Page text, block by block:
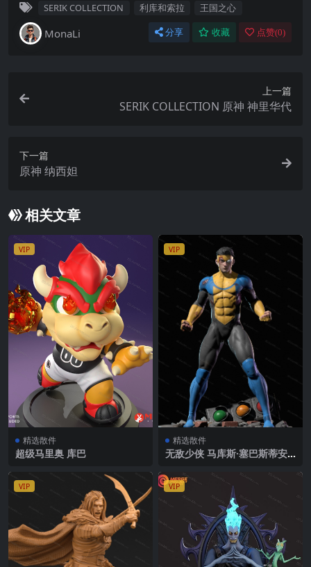
SERIK COLLECTION 利库和索拉 王国之心
MonaLi 分享 收藏 点赞(0)
上一篇
SERIK COLLECTION 原神 神里华代
下一篇
原神 纳西妲
相关文章
VIP
精选散件
超级马里奥 库巴
VIP
精选散件
无敌少侠 马库斯·塞巴斯蒂安·
VIP VIP